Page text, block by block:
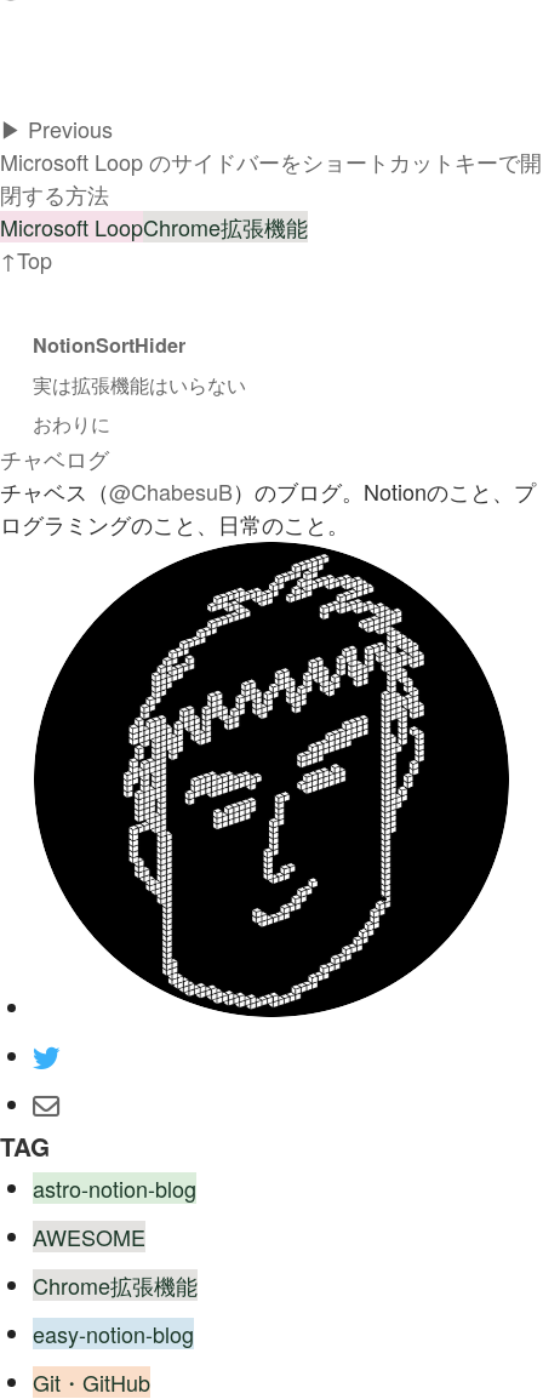
▶︎ Previous
Microsoft Loop のサイドバーをショートカットキーで開
閉する方法
Microsoft LoopChrome拡張機能
↑Top
NotionSortHider
実は拡張機能はいらない
おわりに
チャベログ
チャベス（@ChabesuB）のブログ。Notionのこと、プ
ログラミングのこと、日常のこと。
TAG
astro-notion-blog
AWESOME
Chrome拡張機能
easy-notion-blog
Git・GitHub